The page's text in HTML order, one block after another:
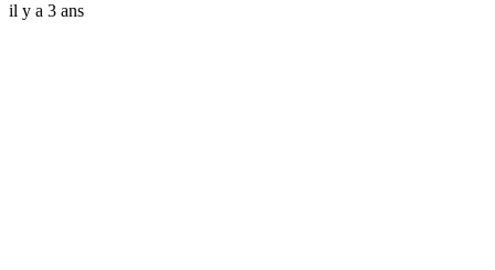
il y a 3 ans